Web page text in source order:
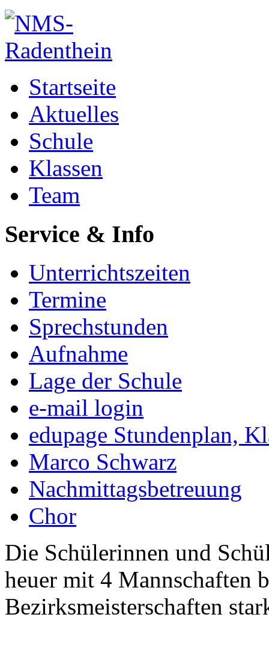
Startseite
Aktuelles
Schule
Klassen
Team
Service & Info
Unterrichtszeiten
Termine
Sprechstunden
Aufnahme
Lage der Schule
e-mail login
edupage Stundenplan,
Marco Schwarz
Nachmittagsbetreuung
Chor
Die Schülerinnen und
heuer mit 4 Mannschaften
Bezirksmeisterschaften